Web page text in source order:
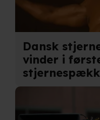
Dansk
vinder i